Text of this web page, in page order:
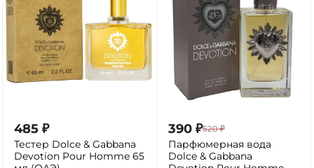
485 ₽
Тестер Dolce & Gabbana
Devotion Pour Homme 65
390 ₽520 ₽
Парфюмерная вода
Dolce & Gabbana